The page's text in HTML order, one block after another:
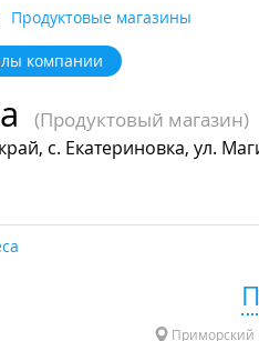
Продуктовые магазины
компании
(Продуктовый магазин)
с. Екатериновка, ул.
Приморский